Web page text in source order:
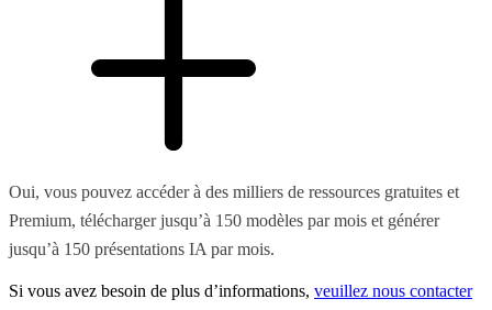
Oui, vous pouvez accéder à des milliers de ressources gratuites et
Premium, télécharger jusqu’à 150 modèles par mois et générer
jusqu’à 150 présentations IA par mois.
Si vous avez besoin de plus d’informations, veuillez nous contacter